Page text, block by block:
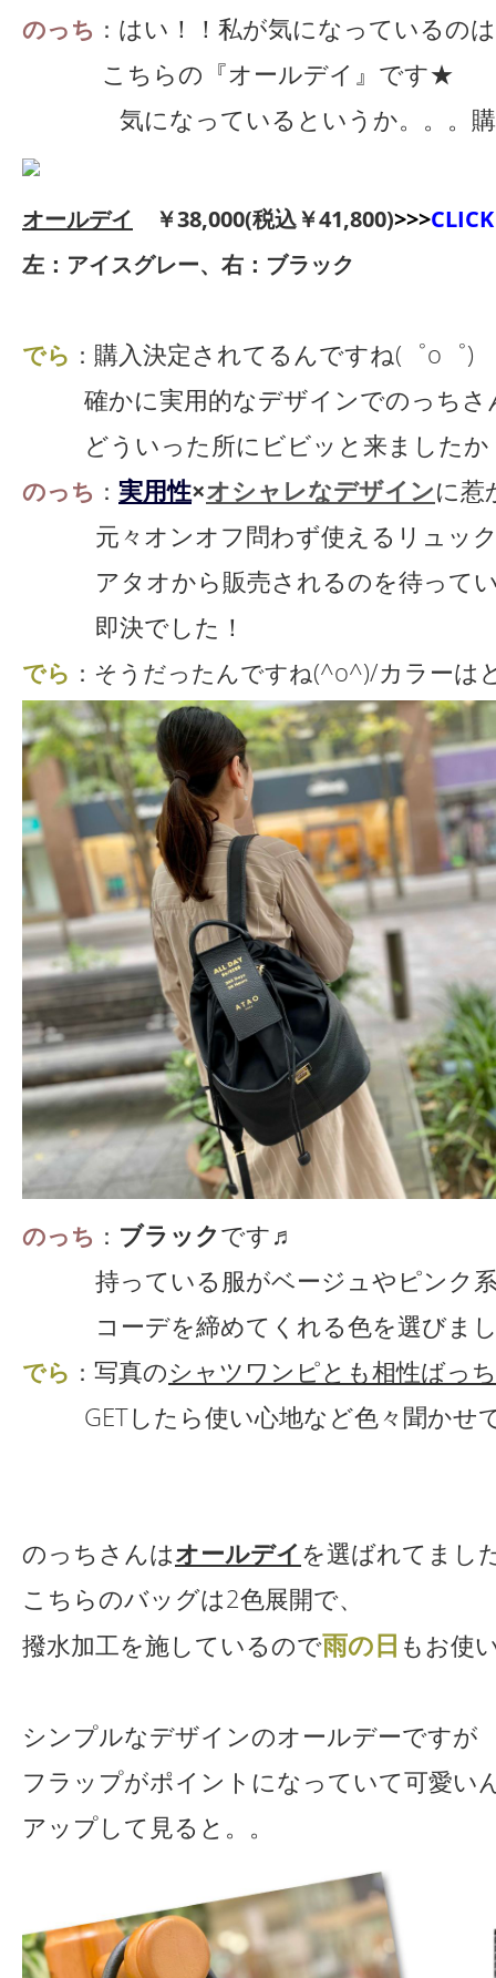
のっち ： はい！！私が気になっているのは
こちらの『オールデイ』です★
気になっているというか。。。購
オールデイ ￥38,000(税込￥41,800)>>>CLICK
左：アイスグレー、右：ブラック
でら ： 購入決定されてるんですね(゜o゜)
確かに実用的なデザインでのっちさ
どういった所にビビッと来ましたか
のっち ： 実用性×オシャレなデザインに惹
元々オンオフ問わず使えるリュック
アタオから販売されるのを待って
即決でした！
でら ：そうだったんですね(^o^)/カラーは
のっち ： ブラックです♬
持っている服がベージュやピンク系
コーデを締めてくれる色を選びま
でら ： 写真のシャツワンピとも相性ばっ
GETしたら使い心地など色々聞かせ
のっちさんはオールデイ を選ばれてまし
こちらのバッグは2色展開で、
撥水加工を施しているので雨の日 もお使
シンプルなデザインのオールデーですが
フラップがポイントになっていて可愛い
アップして見ると。。